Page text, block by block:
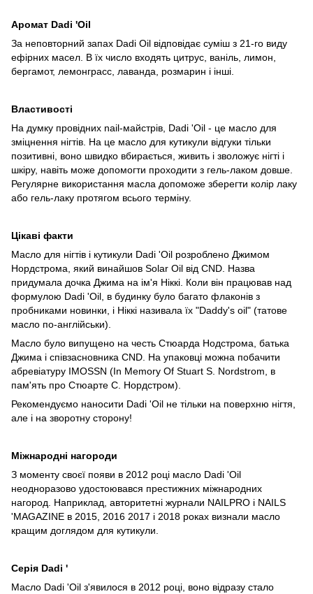
Аромат Dadi 'Oil
За неповторний запах Dadi Oil відповідає суміш з 21-го виду
ефірних масел. В їх число входять цитрус, ваніль, лимон,
бергамот, лемонграсс, лаванда, розмарин і інші.
Властивості
На думку провідних nail-майстрів, Dadi 'Oil - це масло для
зміцнення нігтів. На це масло для кутикули відгуки тільки
позитивні, воно швидко вбирається, живить і зволожує нігті і
шкіру, навіть може допомогти проходити з гель-лаком довше.
Регулярне використання масла допоможе зберегти колір лаку
або гель-лаку протягом всього терміну.
Цікаві факти
Масло для нігтів і кутикули Dadi 'Oil розроблено Джимом
Нордстрома, який винайшов Solar Oil від CND. Назва
придумала дочка Джима на ім'я Ніккі. Коли він працював над
формулою Dadi 'Oil, в будинку було багато флаконів з
пробниками новинки, і Ніккі називала їх "Daddy's oil" (татове
масло по-англійськи).
Масло було випущено на честь Стюарда Нодстрома, батька
Джима і співзасновника CND. На упаковці можна побачити
абревіатуру IMOSSN (In Memory Of Stuart S. Nordstrom, в
пам'ять про Стюарте С. Нордстром).
Рекомендуємо наносити Dadi 'Oil не тільки на поверхню нігтя,
але і на зворотну сторону!
Міжнародні нагороди
З моменту своєї появи в 2012 році масло Dadi 'Oil
неодноразово удостоювався престижних міжнародних
нагород. Наприклад, авторитетні журнали NAILPRO і NAILS
'MAGAZINE в 2015, 2016 2017 і 2018 роках визнали масло
кращим доглядом для кутикули.
Серія Dadi '
Масло Dadi 'Oil з'явилося в 2012 році, воно відразу стало